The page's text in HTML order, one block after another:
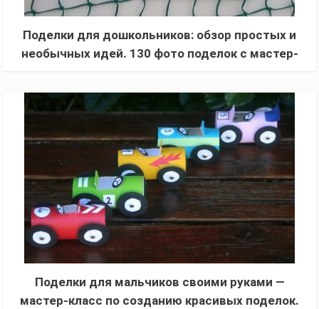
Поделки для дошкольников: обзор простых и
необычных идей. 130 фото поделок с мастер-
Поделки для мальчиков своими руками —
мастер-класс по созданию красивых поделок.